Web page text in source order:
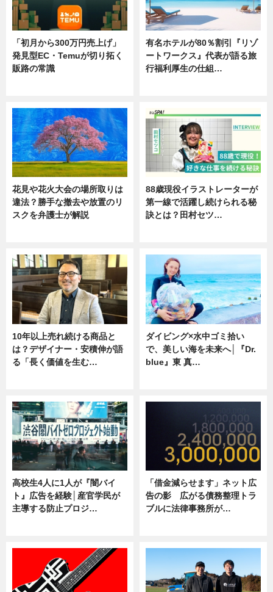
「初月から300万円売上げ」
発見型EC・Temuが切り拓く
販路の常識
有名ホテルが80％割引『リゾ
ートワークス』代表が語る旅
行福利厚生の仕組…
花見や花火大会の場所取りは
違法？勝手な撤去や放置のリ
スクを弁護士が解説
88歳現役イラストレーターが
第一線で活躍し続けられる秘
訣とは？田村セツ…
10年以上売れ続ける商品と
は？デザイナー・安積伸が語
る「長く価値を生む…
ダイビング×水中ゴミ拾い
で、美しい海を未来へ│『Dr.
blue』東 真…
高校生4人に1人が『闇バイ
ト』広告を経験│産官学民が
主導する防止プロジ…
「借金減らせます」ネット広
告の影 広がる債務整理トラ
ブルに法律事務所が…